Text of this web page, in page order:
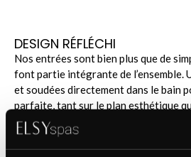
DESIGN RÉFLÉCHI
Nos entrées sont bien plus que de
font partie intégrante de l’ensemble.
et soudées directement dans le bain
parfaite, tant sur le plan esthétique
Pour créer un design plus épuré,
outil spécial qui façonne la tôle afin